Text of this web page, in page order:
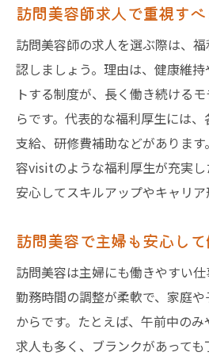
訪問美容師求人で重視す
訪問美容師の求人を選ぶ際は、
認しましょう。理由は、健康維
トする制度が、長く働き続ける
らです。代表的な福利厚生には
支給、研修費補助などがありま
容visitのような福利厚生が充実し
安心してスキルアップやキャリア
訪問美容で主婦も安心し
訪問美容は主婦にも働きやすい仕
勤務時間の調整が柔軟で、家庭
からです。たとえば、午前中の
求人も多く、ブランクがあって